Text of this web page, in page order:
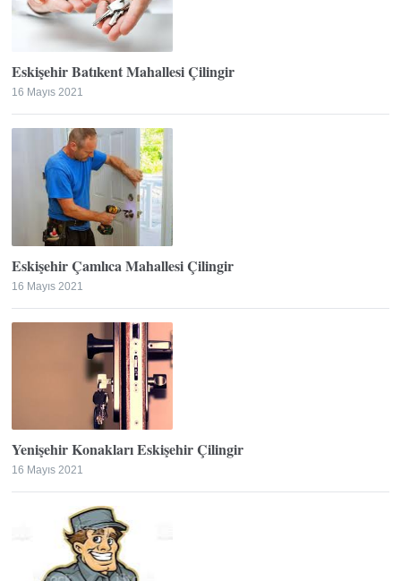
Eskişehir Batıkent Mahallesi Çilingir
16 Mayıs 2021
Eskişehir Çamlıca Mahallesi Çilingir
16 Mayıs 2021
Yenişehir Konakları Eskişehir Çilingir
16 Mayıs 2021